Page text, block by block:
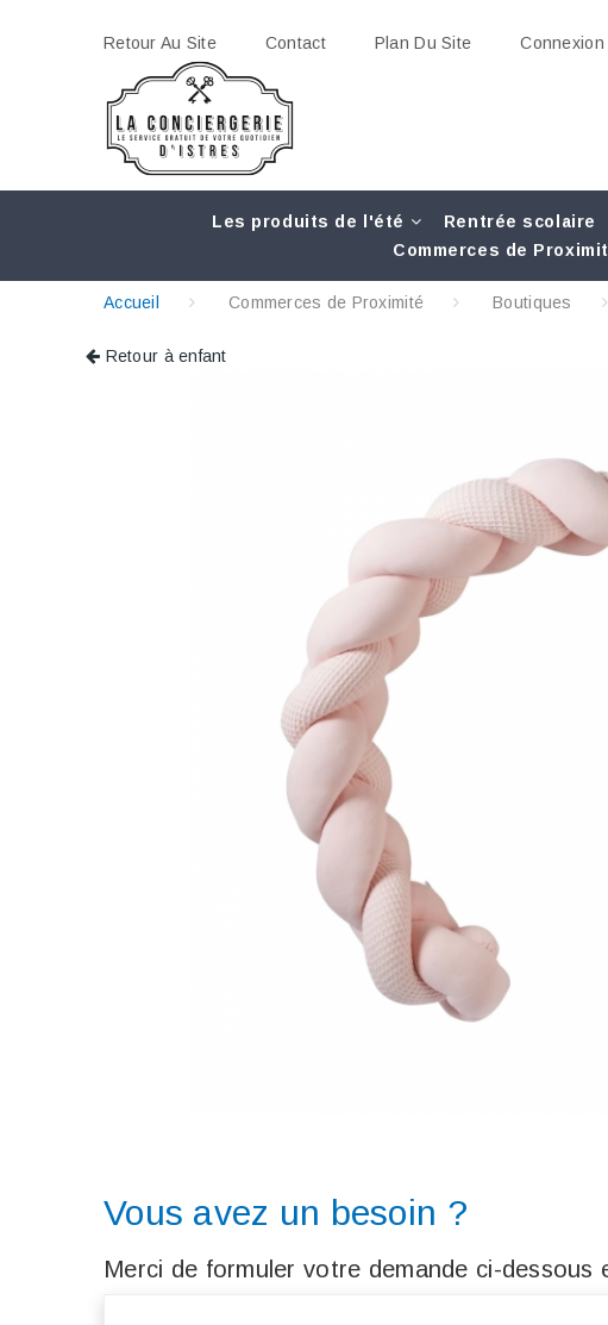
Retour Au Site Contact Plan Du Site Connexion
Les produits de l'été Rentrée scolaire
Commerces de
Accueil Commerces de Proximité Boutiques
Retour à enfant
Vous avez un besoin ?
Merci de formuler votre demande ci-dessous